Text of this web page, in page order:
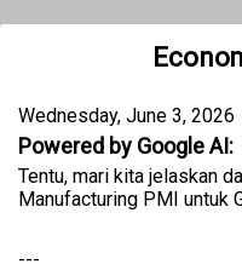
Wednesday, June 3, 2026
Powered by Google AI:
Tentu, mari kita jelaskan
Manufacturing PMI untuk
---